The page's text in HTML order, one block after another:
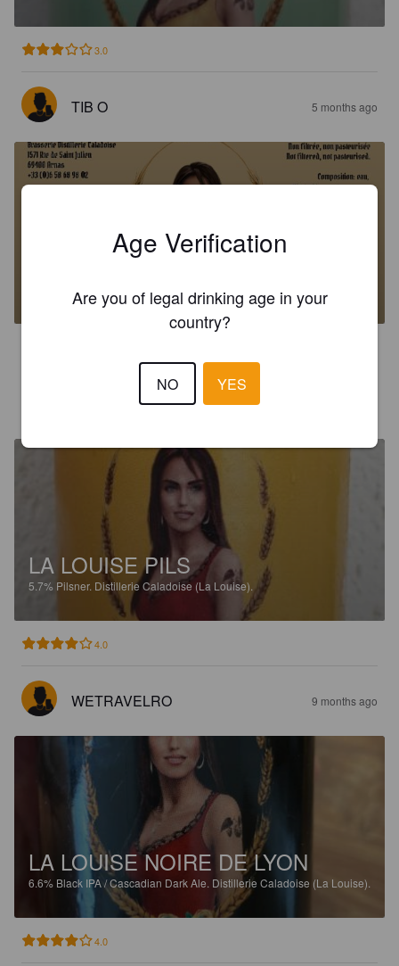
3.0
TIB O 5 months ago
LA LOUISE PALE ALE
WETRAVELRO
LA LOUISE PILS
5.7% Pilsner. Distillerie Caladoise (La Louise).
4.0
WETRAVELRO 9 months ago
LA LOUISE NOIRE DE LYON
6.6% Black IPA / Cascadian Dark Ale. Distillerie Caladoise (La Louise).
4.0
Age Verification
Are you of legal drinking age in your
country?
NO YES